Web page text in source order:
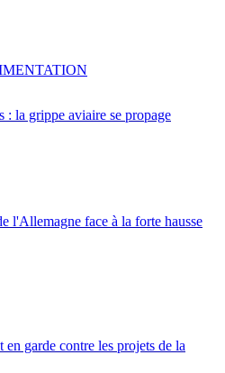
: la grippe aviaire se propage
l'Allemagne face à la forte hausse
en garde contre les projets de la